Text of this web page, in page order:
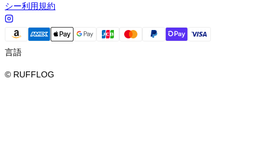
シー利用規約
言語
© RUFFLOG